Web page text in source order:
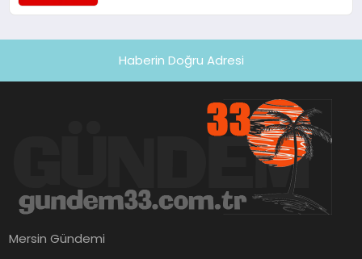
Haberin Doğru Adresi
Mersin Gündemi